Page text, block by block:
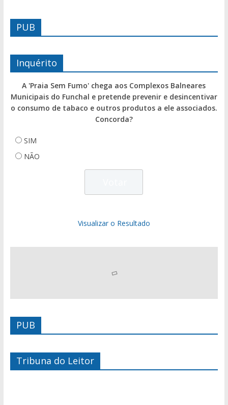
PUB
Inquérito
A 'Praia Sem Fumo' chega aos Complexos Balneares
Municipais do Funchal e pretende prevenir e desincentivar
o consumo de tabaco e outros produtos a ele associados.
Concorda?
SIM
NÃO
Visualizar o Resultado
PUB
Tribuna do Leitor